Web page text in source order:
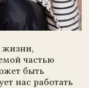
жизни,
частью
быть
нас работать